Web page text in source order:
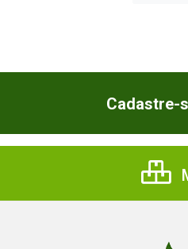
Cadastre-